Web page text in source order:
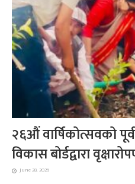
२६औं वार्षिकोत्सवको
विकास बोर्डद्वारा
June 28, 2026